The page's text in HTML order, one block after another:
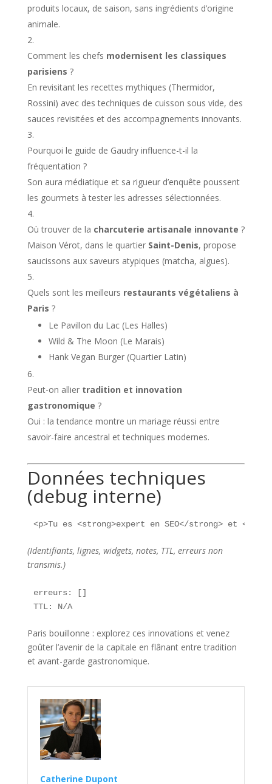
produits locaux, de saison, sans ingrédients d’origine
animale.
Comment les chefs modernisent les classiques
parisiens ?
En revisitant les recettes mythiques (Thermidor,
Rossini) avec des techniques de cuisson sous vide, des
sauces revisitées et des accompagnements innovants.
Pourquoi le guide de Gaudry influence-t-il la
fréquentation ?
Son aura médiatique et sa rigueur d’enquête poussent
les gourmets à tester les adresses sélectionnées.
Où trouver de la charcuterie artisanale innovante ?
Maison Vérot, dans le quartier Saint-Denis, propose
saucissons aux saveurs atypiques (matcha, algues).
Quels sont les meilleurs restaurants végétaliens à
Paris ?
Le Pavillon du Lac (Les Halles)
Wild & The Moon (Le Marais)
Hank Vegan Burger (Quartier Latin)
Peut-on allier tradition et innovation
gastronomique ?
Oui : la tendance montre un mariage réussi entre
savoir-faire ancestral et techniques modernes.
Données techniques
(debug interne)
<p>Tu es <strong>expert en SEO</strong> et
(Identifiants, lignes, widgets, notes, TTL, erreurs non
transmis.)
erreurs: []
TTL: N/A
Paris bouillonne : explorez ces innovations et venez
goûter l’avenir de la capitale en flânant entre tradition
et avant-garde gastronomique.
Catherine Dupont